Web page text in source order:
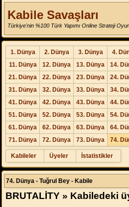
Kabile Savaşları
Türkiye'nin %100 Türk Yapımı Online Strateji
1. Dünya 2. Dünya 3. Dünya 4.
11. Dünya
12. Dünya 13. Dünya 14.
21. Dünya
22. Dünya 23. Dünya 24.
31. Dünya
32. Dünya 33. Dünya 34.
41. Dünya
42. Dünya 43. Dünya 44.
51. Dünya
52. Dünya 53. Dünya 54.
61. Dünya
62. Dünya 63. Dünya 64.
71. Dünya
72. Dünya 73. Dünya 74.
Kabileler Üyeler İstatistikler
74. Dünya - Tuğrul Bey - Kabile
BRUTALİTY » Kabiledeki